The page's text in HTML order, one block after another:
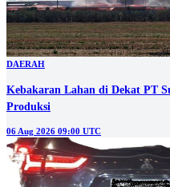
DAERAH
Kebakaran Lahan di Dekat PT
Produksi
06 Aug 2026 09:00 UTC